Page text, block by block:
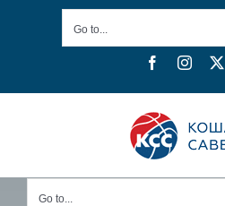
Go to...
Facebook
Go to...